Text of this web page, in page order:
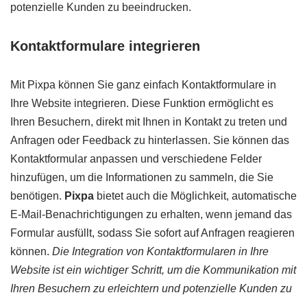
potenzielle Kunden zu beeindrucken.
Kontaktformulare integrieren
Mit Pixpa können Sie ganz einfach Kontaktformulare in
Ihre Website integrieren. Diese Funktion ermöglicht es
Ihren Besuchern, direkt mit Ihnen in Kontakt zu treten und
Anfragen oder Feedback zu hinterlassen. Sie können das
Kontaktformular anpassen und verschiedene Felder
hinzufügen, um die Informationen zu sammeln, die Sie
benötigen. Pixpa bietet auch die Möglichkeit, automatische
E-Mail-Benachrichtigungen zu erhalten, wenn jemand das
Formular ausfüllt, sodass Sie sofort auf Anfragen reagieren
können. Die Integration von Kontaktformularen in Ihre
Website ist ein wichtiger Schritt, um die Kommunikation mit
Ihren Besuchern zu erleichtern und potenzielle Kunden zu